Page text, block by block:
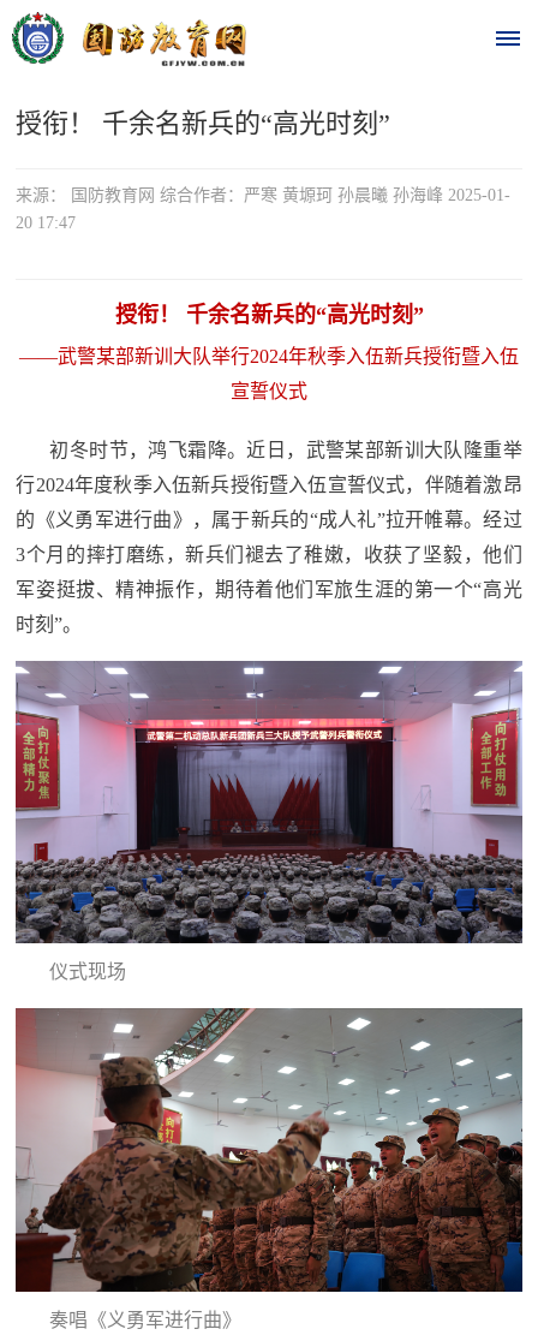
首
页
政
要
闻
点
踪
点
踪
法
国
防
法
规
国
防
识
国
知
识
全
民
国
防
全
民
国
子
弟
授衔！ 千余名新兵的“高光时刻”
来源： 国防教育网 综合作者：严寒 黄塬珂 孙晨曦 孙海峰 2025-01-
20 17:47
授衔！ 千余名新兵的“高光时刻”
——武警某部新训大队举行2024年秋季入伍新兵授衔暨入伍
宣誓仪式
初冬时节，鸿飞霜降。近日，武警某部新训大队隆重举
行2024年度秋季入伍新兵授衔暨入伍宣誓仪式，伴随着激昂
的《义勇军进行曲》，属于新兵的“成人礼”拉开帷幕。经过
3个月的摔打磨练，新兵们褪去了稚嫩，收获了坚毅，他们
军姿挺拔、精神振作，期待着他们军旅生涯的第一个“高光
时刻”。
仪式现场
奏唱《义勇军进行曲》